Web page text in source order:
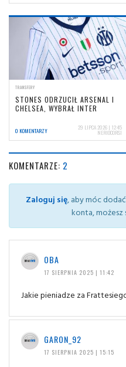
TRANSFERY
STONES ODRZUCIŁ ARSENAL I
CHELSEA, WYBRAŁ INTER
0 KOMENTARZY 29 LIPCA 2026 | 12:45
NERIOCORSI
KOMENTARZE: 2
Zaloguj się, aby móc
konta, możesz
OBA
17 SIERPNIA 2025 | 11:42
Jakie pieniadze za
GARON_92
17 SIERPNIA 2025 | 15:15